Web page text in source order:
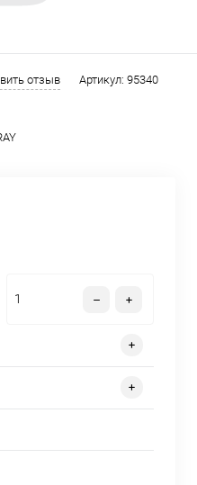
отзыв Артикул: 95340